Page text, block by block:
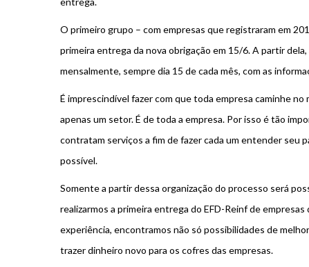
O primeiro grupo – com empresas que registraram em
primeira entrega da nova obrigação em 15/6. A partir
mensalmente, sempre dia 15 de cada mês, com as
É imprescindível fazer com que toda empresa caminhe
apenas um setor. É de toda a empresa. Por isso é tão
contratam serviços a fim de fazer cada um entender seu
possível.
Somente a partir dessa organização do processo será
realizarmos a primeira entrega do EFD-Reinf de
experiência, encontramos não só possibilidades de
trazer dinheiro novo para os cofres das empresas.